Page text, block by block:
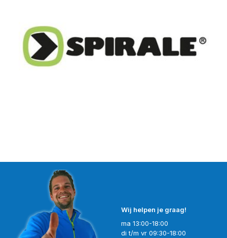
Wij helpen je graag!
ma 13:00-18:00
di t/m vr 09:30-18:00